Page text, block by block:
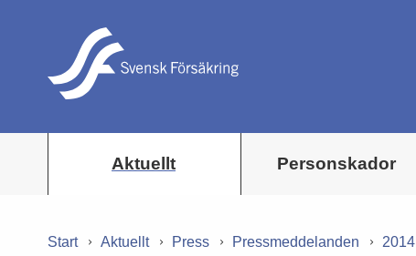
Aktuellt Personskador
Start Aktuellt Press Pressmeddelanden 2014